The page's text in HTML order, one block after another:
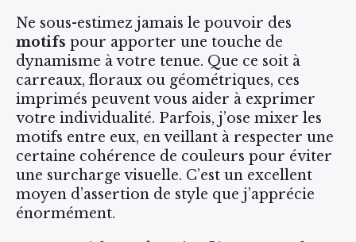
Ne sous-estimez jamais le pouvoir des
motifs pour apporter une touche de
dynamisme à votre tenue. Que ce soit à
carreaux, floraux ou géométriques, ces
imprimés peuvent vous aider à exprimer
votre individualité. Parfois, j’ose mixer les
motifs entre eux, en veillant à respecter une
certaine cohérence de couleurs pour éviter
une surcharge visuelle. C’est un excellent
moyen d’assertion de style que j’apprécie
énormément.